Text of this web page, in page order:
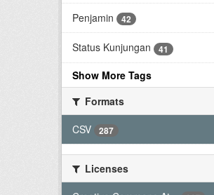
Penjamin 42
Status Kunjungan 41
Show More Tags
Formats
CSV
287
Licenses